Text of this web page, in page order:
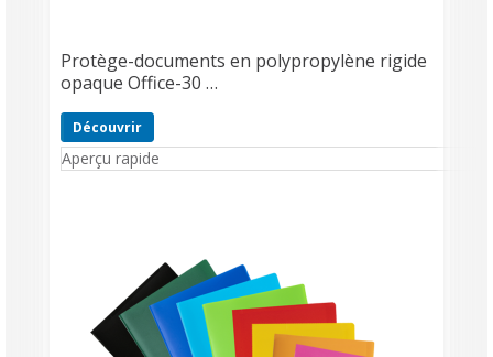
Protège-documents en polypropylène rigide
opaque Office-30 …
Découvrir
Aperçu rapide